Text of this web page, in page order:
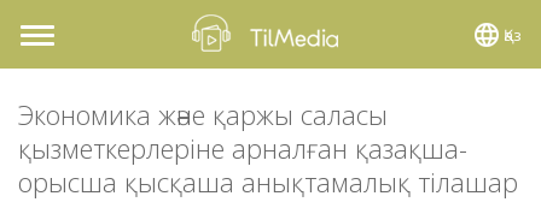
Toggle
navigation
Қаз
Экономика және қаржы саласы
қызметкерлеріне арналған қазақша-
орысша қысқаша анықтамалық тілашар